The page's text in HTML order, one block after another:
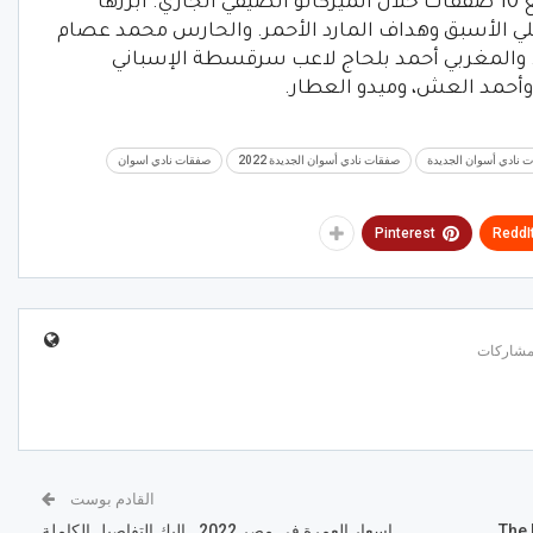
الأسبق وهداف المارد الأحمر. والحارس محمد عصام
والمغربي أحمد بلحاج لاعب سرقسطة الإسباني
العش، وميدو العطار.
نادي أسوان الجديدة صفقات نادي أسوان الجديدة 2022 صفقات نادي اسوان
Pinterest
القادم بوست